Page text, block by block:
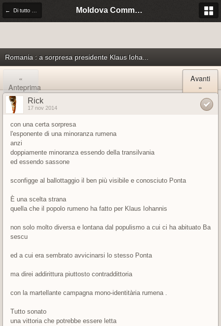
Moldova Community Italia
Romania : a sorpresa presidente Klaus Ioha...
«
Anteprima
Avanti
»
Rick
17 nov 2014
con una certa sorpresa
l'esponente di una minoranza rumena
anzi
doppiamente minoranza essendo della transilvania
ed essendo sassone
sconfigge al ballottaggio il ben più visibile e conosciuto Ponta
È una scelta strana
quella che il popolo rumeno ha fatto per Klaus Iohannis
non solo molto diversa e lontana dal populismo a cui ci ha abituato Ba
sescu
ed a cui era sembrato avvicinarsi lo stesso Ponta
ma direi addirittura piuttosto contraddittoria
con la martellante campagna mono-identitària rumena .
Tutto sonato
una vittoria che potrebbe essere letta